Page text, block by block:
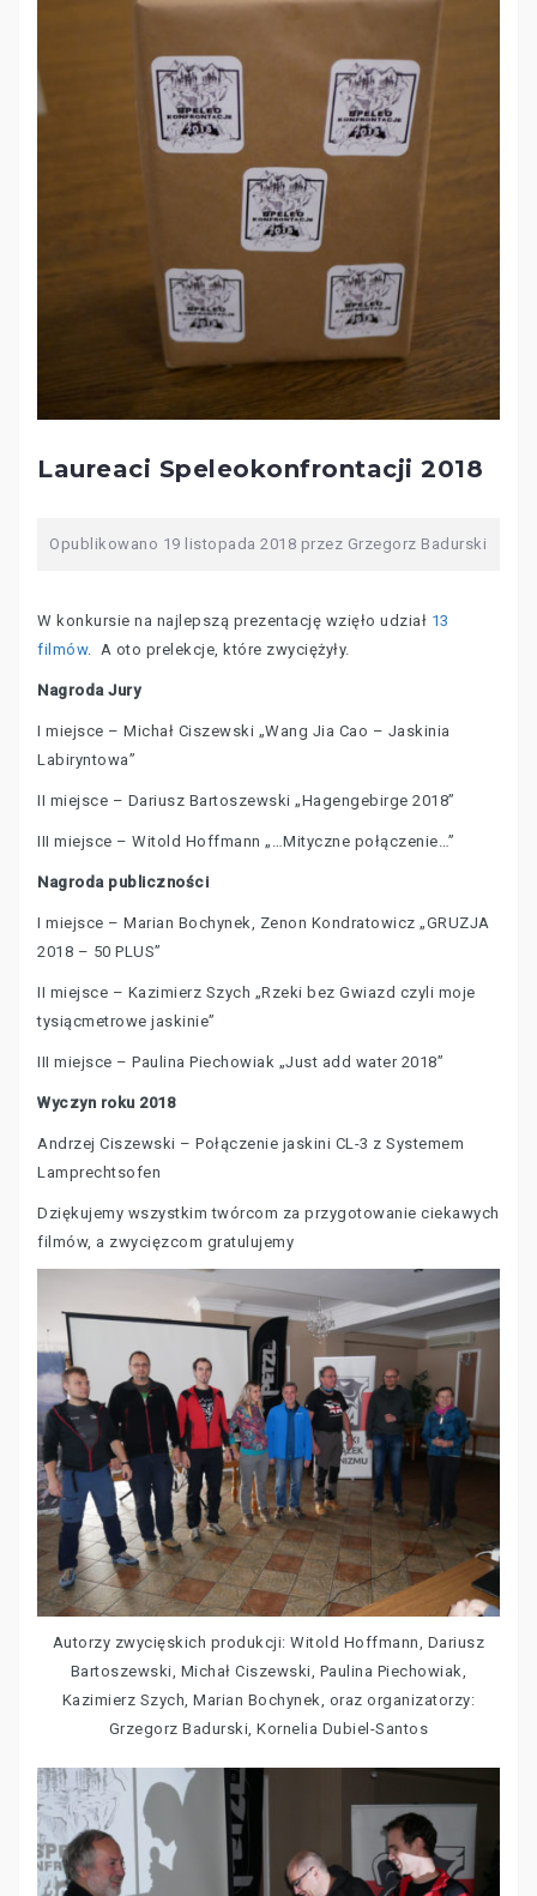
Laureaci Speleokonfrontacji 2018
Opublikowano 19 listopada 2018 przez Grzegorz Badurski
W konkursie na najlepszą prezentację wzięło udział 13
filmów. A oto prelekcje, które zwyciężyły.
Nagroda Jury
I miejsce – Michał Ciszewski „Wang Jia Cao – Jaskinia
Labiryntowa”
II miejsce – Dariusz Bartoszewski „Hagengebirge 2018”
III miejsce – Witold Hoffmann „…Mityczne połączenie…”
Nagroda publiczności
I miejsce – Marian Bochynek, Zenon Kondratowicz „GRUZJA
2018 – 50 PLUS”
II miejsce – Kazimierz Szych „Rzeki bez Gwiazd czyli moje
tysiącmetrowe jaskinie”
III miejsce – Paulina Piechowiak „Just add water 2018”
Wyczyn roku 2018
Andrzej Ciszewski – Połączenie jaskini CL-3 z Systemem
Lamprechtsofen
Dziękujemy wszystkim twórcom za przygotowanie ciekawych
filmów, a zwycięzcom gratulujemy
Autorzy zwycięskich produkcji: Witold Hoffmann, Dariusz
Bartoszewski, Michał Ciszewski, Paulina Piechowiak,
Kazimierz Szych, Marian Bochynek, oraz organizatorzy:
Grzegorz Badurski, Kornelia Dubiel-Santos